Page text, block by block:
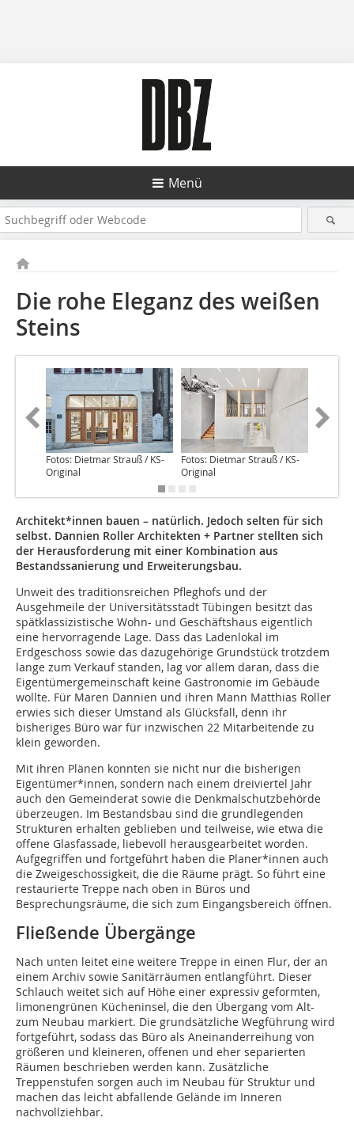
Menü
Die rohe Eleganz des weißen
Steins
Fotos: Dietmar Strauß / KS-
Original
Fotos: Dietmar Strauß / KS-
Original
Architekt*innen bauen – natürlich. Jedoch selten für sich
selbst. Dannien Roller Architekten + Partner stellten sich
der Herausforderung mit einer Kombination aus
Bestandssanierung und Erweiterungsbau.
Unweit des traditionsreichen Pfleghofs und der
Ausgehmeile der Universitätsstadt Tübingen besitzt das
spätklassizistische Wohn- und Geschäftshaus eigentlich
eine hervorragende Lage. Dass das Ladenlokal im
Erdgeschoss sowie das dazugehörige Grundstück trotzdem
lange zum Verkauf standen, lag vor allem daran, dass die
Eigentümergemeinschaft keine Gastronomie im Gebäude
wollte. Für Maren Dannien und ihren Mann Matthias Roller
erwies sich dieser Umstand als Glücksfall, denn ihr
bisheriges Büro war für inzwischen 22 Mitarbeitende zu
klein geworden.
Mit ihren Plänen konnten sie nicht nur die bisherigen
Eigentümer*innen, sondern nach einem dreiviertel Jahr
auch den Gemeinderat sowie die Denkmalschutzbehörde
überzeugen. Im Bestandsbau sind die grundlegenden
Strukturen erhalten geblieben und teilweise, wie etwa die
offene Glasfassade, liebevoll herausgearbeitet worden.
Aufgegriffen und fortgeführt haben die Planer*innen auch
die Zweigeschossigkeit, die die Räume prägt. So führt eine
restaurierte Treppe nach oben in Büros und
Besprechungsräume, die sich zum Eingangsbereich öffnen.
Fließende Übergänge
Nach unten leitet eine weitere Treppe in einen Flur, der an
einem Archiv sowie Sanitärräumen entlangführt. Dieser
Schlauch weitet sich auf Höhe einer expressiv geformten,
limonengrünen Kücheninsel, die den Übergang vom Alt-
zum Neubau markiert. Die grundsätzliche Wegführung wird
fortgeführt, sodass das Büro als Aneinanderreihung von
größeren und kleineren, offenen und eher separierten
Räumen beschrieben werden kann. Zusätzliche
Treppenstufen sorgen auch im Neubau für Struktur und
machen das leicht abfallende Gelände im Inneren
nachvollziehbar.